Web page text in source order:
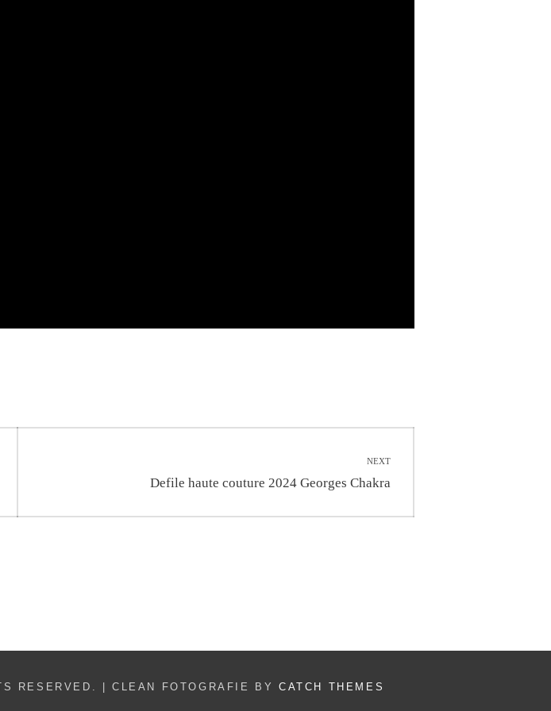
NEXT
Next
Defile haute couture 2024 Georges Chakra
RESERVED. | CLEAN FOTOGRAFIE BYCATCH THEMES